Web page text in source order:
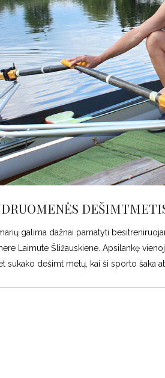
galima dažnai pamatyti
Laimute Šližauskiene. Apsilankę
sukako dešimt metų, kai ši sporto šaka